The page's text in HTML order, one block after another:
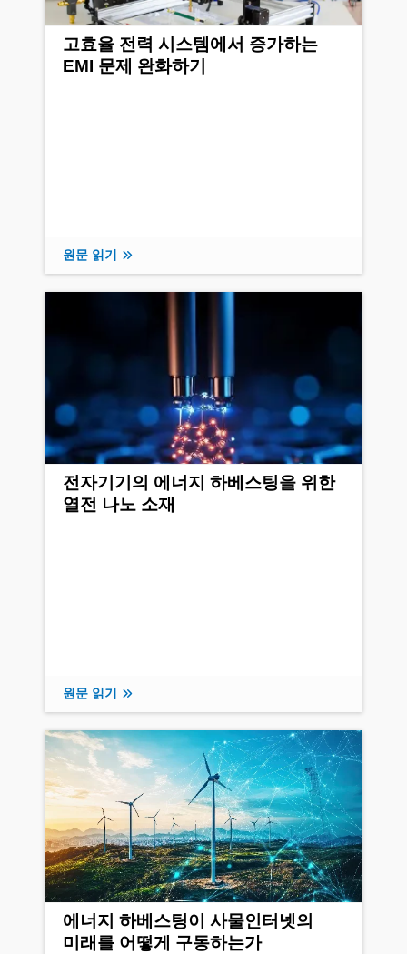
고효율 전력 시스템에서 증가하는
EMI 문제 완화하기
원문 읽기
전자기기의 에너지 하베스팅을 위한
열전 나노 소재
원문 읽기
에너지 하베스팅이 사물인터넷의
미래를 어떻게 구동하는가